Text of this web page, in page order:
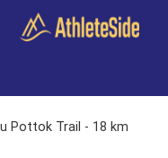
Pottok Trail - 18 km